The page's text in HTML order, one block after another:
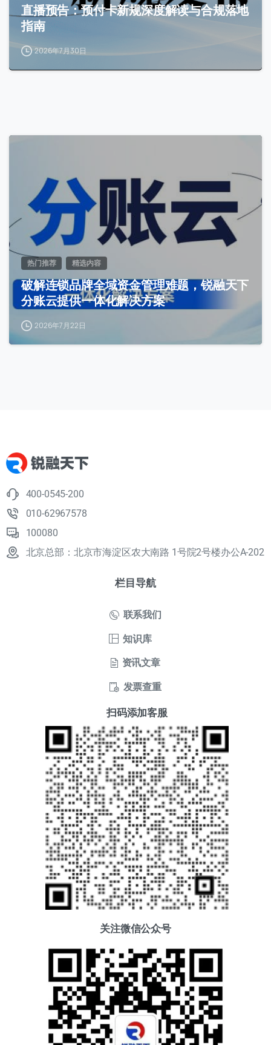
直播预告：预付卡新规深度解读与合规落地
指南
2026年7月30日
热门推荐 精选内容
破解连锁品牌全域资金管理难题，锐融天下
分账云提供一体化解决方案
2026年7月22日
400-0545-200
010-62967578
100080
北京总部：北京市海淀区农大南路 1号院2号楼办公A-202
栏目导航
联系我们
知识库
资讯文章
发票查重
扫码添加客服
关注微信公众号